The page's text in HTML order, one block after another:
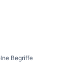
Begriffe